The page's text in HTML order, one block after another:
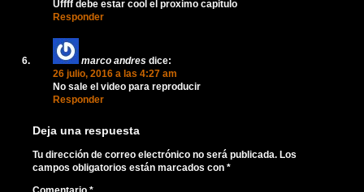
Uffff debe estar cool el proximo capitulo
Responder
marco andres dice:
26 julio, 2016 a las 4:27 am
No sale el video para reproducir
Responder
Deja una respuesta
Tu dirección de correo electrónico no será publicada. Los
campos obligatorios están marcados con *